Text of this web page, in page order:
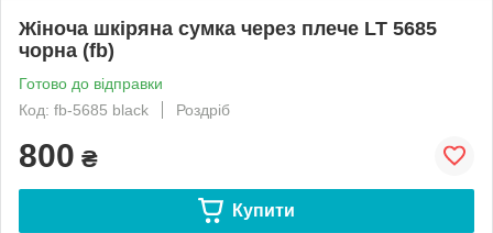
Жіноча шкіряна сумка через плече LT 5685
чорна (fb)
Готово до відправки
Код: fb-5685 black
Роздріб
800 ₴
Купити